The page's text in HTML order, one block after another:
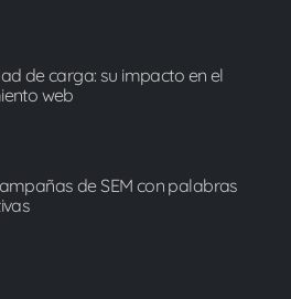
de carga: su impacto en el
web
de SEM con palabras